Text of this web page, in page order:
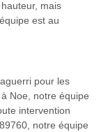
mais
est au
pour les
Noe, notre équipe
intervention
notre équipe